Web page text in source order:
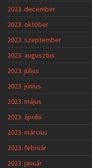
2023. december
2023. október
2023. szeptember
2023. augusztus
2023. július
2023. június
2023. május
2023. április
2023. március
2023. február
2023. január